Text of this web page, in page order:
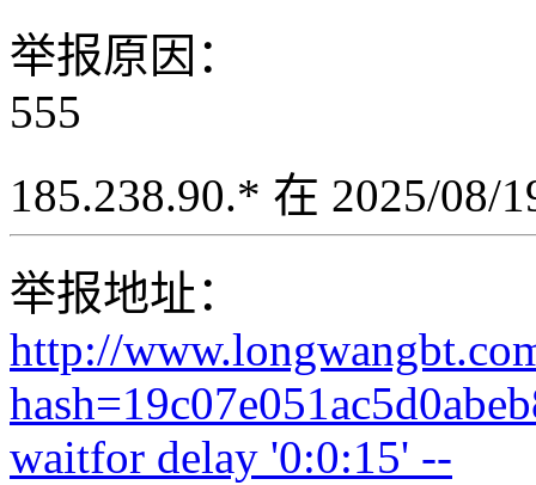
举报原因：
555
185.238.90.* 在 2025/08/
举报地址：
http://
waitfor delay '0:0:15' --